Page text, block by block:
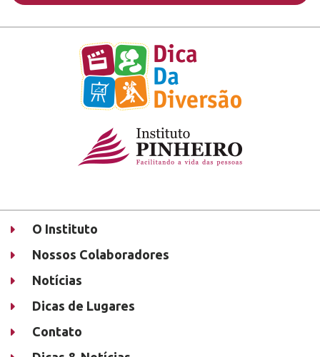
O Instituto
Nossos Colaboradores
Notícias
Dicas de Lugares
Contato